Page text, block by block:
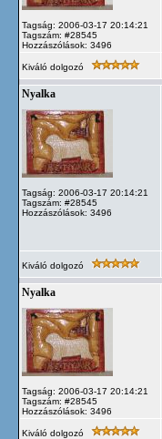
Tagság: 2006-03-17 20:14:21
Tagszám: #28545
Hozzászólások: 3496
Kiváló dolgozó
Nyalka
Tagság: 2006-03-17 20:14:21
Tagszám: #28545
Hozzászólások: 3496
Kiváló dolgozó
Nyalka
Tagság: 2006-03-17 20:14:21
Tagszám: #28545
Hozzászólások: 3496
Kiváló dolgozó